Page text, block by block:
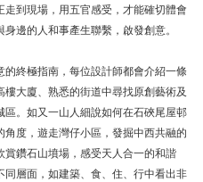
到現場，用五官感受，才能確切體會
邊的人和事產生聯繫，啟發創意。
的終極指南，每位設計師都會介紹一條
大廈、熟悉的街道中尋找原創藝術及
。如又一山人細說如何在石硤尾屋邨
度，遊走灣仔小區，發掘中西共融的
鑽石山墳場，感受天人合一的和諧
層面，如建築、食、住、行中看出非